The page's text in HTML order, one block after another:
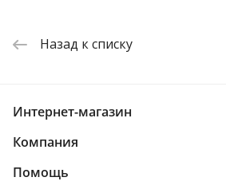
Назад к списку
Интернет-магазин
Компания
Помощь